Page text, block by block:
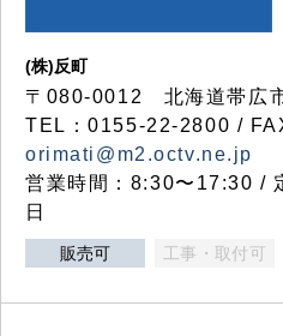
(株)反町
〒080-0012 北海道帯広
TEL：0155-22-2800 /
orimati@m2.octv.ne.jp
営業時間：8:30〜17:30 /
日
販売可 工事・取付可